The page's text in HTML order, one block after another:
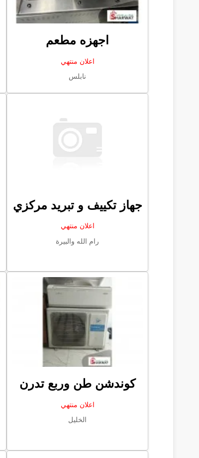
اجهزه مطعم
اعلان منتهي
نابلس
جهاز تكييف و تبريد مركزي
اعلان منتهي
رام الله والبيرة
كوندشن طن وربع تدرن
اعلان منتهي
الخليل